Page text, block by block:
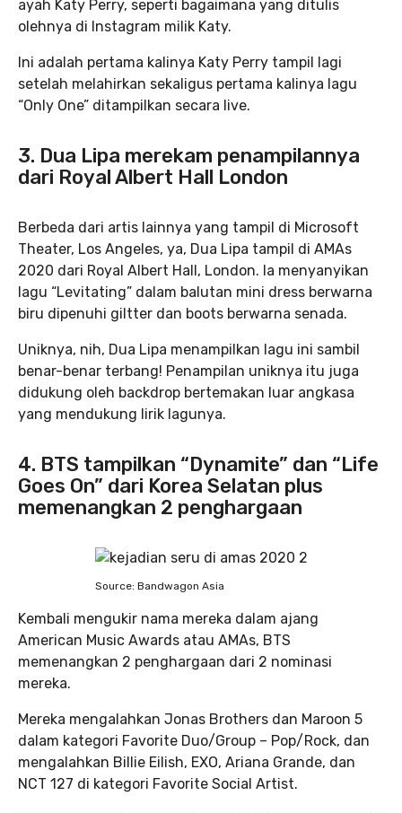
ayah Katy Perry, seperti bagaimana yang ditulis
olehnya di Instagram milik Katy.
Ini adalah pertama kalinya Katy Perry tampil lagi
setelah melahirkan sekaligus pertama kalinya lagu
“Only One” ditampilkan secara live.
3. Dua Lipa merekam penampilannya
dari Royal Albert Hall London
Berbeda dari artis lainnya yang tampil di Microsoft
Theater, Los Angeles, ya, Dua Lipa tampil di AMAs
2020 dari Royal Albert Hall, London. Ia menyanyikan
lagu “Levitating” dalam balutan mini dress berwarna
biru dipenuhi giltter dan boots berwarna senada.
Uniknya, nih, Dua Lipa menampilkan lagu ini sambil
benar-benar terbang! Penampilan uniknya itu juga
didukung oleh backdrop bertemakan luar angkasa
yang mendukung lirik lagunya.
4. BTS tampilkan “Dynamite” dan “Life
Goes On” dari Korea Selatan plus
memenangkan 2 penghargaan
Source: Bandwagon Asia
Kembali mengukir nama mereka dalam ajang
American Music Awards atau AMAs, BTS
memenangkan 2 penghargaan dari 2 nominasi
mereka.
Mereka mengalahkan Jonas Brothers dan Maroon 5
dalam kategori Favorite Duo/Group – Pop/Rock, dan
mengalahkan Billie Eilish, EXO, Ariana Grande, dan
NCT 127 di kategori Favorite Social Artist.